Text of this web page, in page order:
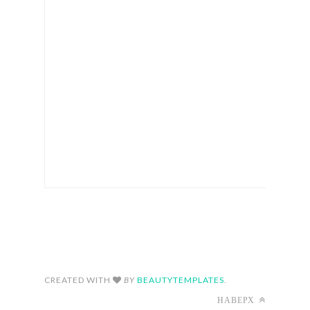
CREATED WITH BY BEAUTYTEMPLATES.
НАВЕРХ